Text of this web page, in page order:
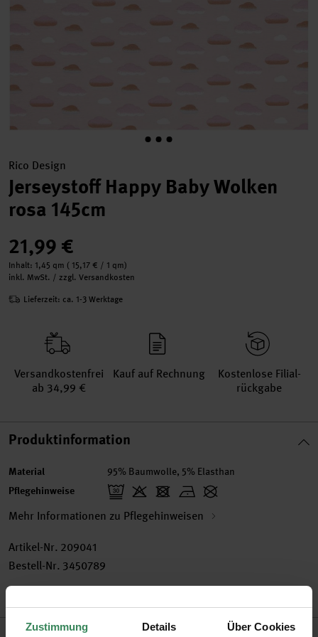
Zustimmung Details Über Cookies
Rico Design
Jerseystoff Happy Baby Wolken
rosa 145cm
21,99 €
Inhalt: 1,45 qm ( 15,17 € / 1 qm)
inkl. MwSt. / zzgl. Versandkosten
Lieferzeit: ca. 1-3 Werktage
Versand­kosten­frei
ab 34,99 €
Kauf auf Rechnung
Kosten­lose Filial­
rückgabe
Produktinformation
Material 95% Baumwolle, 5% Elasthan
Pflegehinweise
Mehr Informationen zu Pflegehinweisen
Artikel-Nr. 209041
Bestell-Nr. 3450789